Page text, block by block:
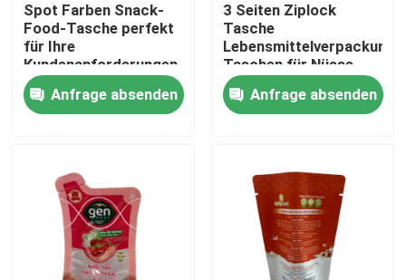
Haus
Über uns
Fabrik-Ausflug
Spot Farben Snack-
Food-Tasche perfekt
für Ihre
Kundenanforderungen
Anfrage absenden
3 Seiten Ziplock
Tasche
Lebensmittelverpackung
Taschen für Nüsse
und
kundenspezifische
Sterilisation in der
Anfrage absenden